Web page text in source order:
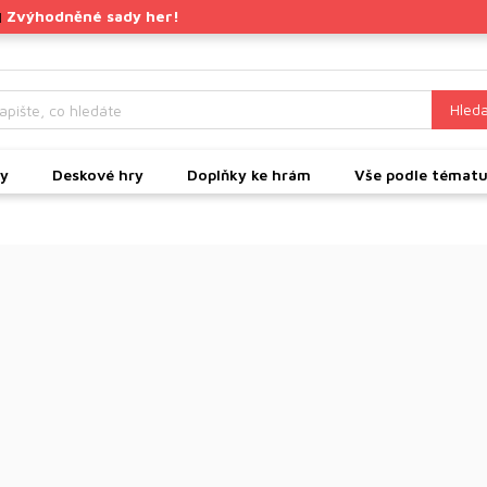
| Zvýhodněné sady her!
Deskové hry Doplňky ke hrám Vše podle tématu